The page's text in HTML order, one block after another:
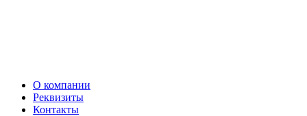
О компании
Реквизиты
Контакты